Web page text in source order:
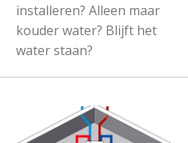
installeren? Alleen maar
kouder water? Blijft het
water staan?